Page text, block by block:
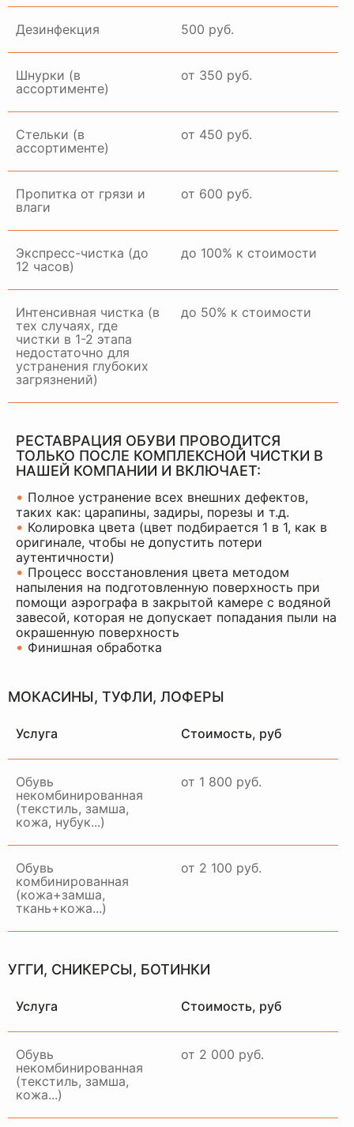
Дезинфекция 500 руб.
Шнурки (в
ассортименте)
от 350 руб.
Стельки (в
ассортименте)
от 450 руб.
Пропитка от грязи и
влаги
от 600 руб.
Экспресс-чистка (до
12 часов)
до 100% к стоимости
Интенсивная чистка (в
тех случаях, где
чистки в 1-2 этапа
недостаточно для
устранения глубоких
загрязнений)
до 50% к стоимости
РЕСТАВРАЦИЯ ОБУВИ ПРОВОДИТСЯ
ТОЛЬКО ПОСЛЕ КОМПЛЕКСНОЙ ЧИСТКИ В
НАШЕЙ КОМПАНИИ И ВКЛЮЧАЕТ:
• Полное устранение всех внешних дефектов,
таких как: царапины, задиры, порезы и т.д.
• Колировка цвета (цвет подбирается 1 в 1, как в
оригинале, чтобы не допустить потери
аутентичности)
• Процесс восстановления цвета методом
напыления на подготовленную поверхность при
помощи аэрографа в закрытой камере с водяной
завесой, которая не допускает попадания пыли на
окрашенную поверхность
• Финишная обработка
МОКАСИНЫ, ТУФЛИ, ЛОФЕРЫ
Услуга Стоимость, руб
Обувь
некомбинированная
(текстиль, замша,
кожа, нубук...)
от 1 800 руб.
Обувь
комбинированная
(кожа+замша,
ткань+кожа...)
от 2 100 руб.
УГГИ, СНИКЕРСЫ, БОТИНКИ
Услуга Стоимость, руб
Обувь
некомбинированная
(текстиль, замша,
кожа...)
от 2 000 руб.
ГАЛЕРЕЯ РАБОТ
НАШОТДЕЛ
РАБОТАЕТ ПО ВСЕЙ
МОСКВЕ И МО
Примем ваше изделие,
качественно восстановим и